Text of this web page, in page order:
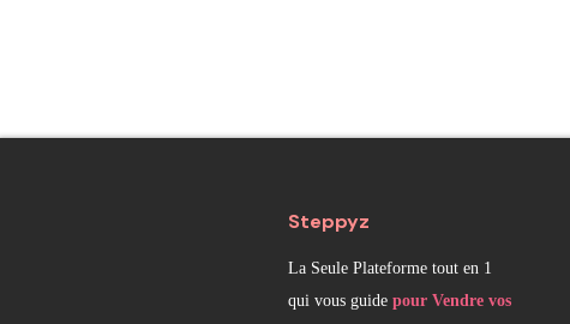
Steppyz
La Seule Plateforme tout en 1
qui vous guide pour Vendre vos